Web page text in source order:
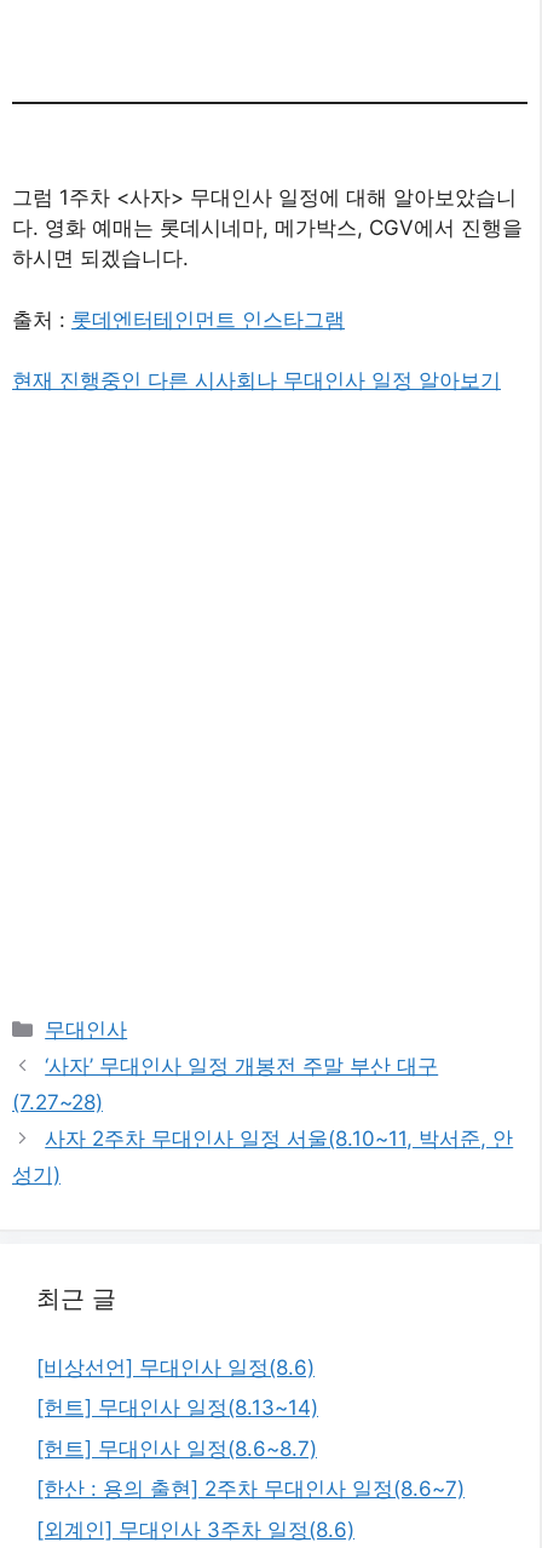
그럼 1주차 <사자> 무대인사 일정에 대해 알아보았습니
다. 영화 예매는 롯데시네마, 메가박스, CGV에서 진행을
하시면 되겠습니다.
출처 : 롯데엔터테인먼트 인스타그램
현재 진행중인 다른 시사회나 무대인사 일정 알아보기
카
테
고
리
무대인사
‘사자’ 무대인사 일정 개봉전 주말 부산 대구
(7.27~28)
사자 2주차 무대인사 일정 서울(8.10~11, 박서준, 안
성기)
최근 글
[비상선언] 무대인사 일정(8.6)
[헌트] 무대인사 일정(8.13~14)
[헌트] 무대인사 일정(8.6~8.7)
[한산 : 용의 출현] 2주차 무대인사 일정(8.6~7)
[외계인] 무대인사 3주차 일정(8.6)